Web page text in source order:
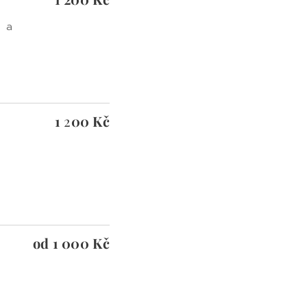
a
1 200 Kč
od 1 000 Kč